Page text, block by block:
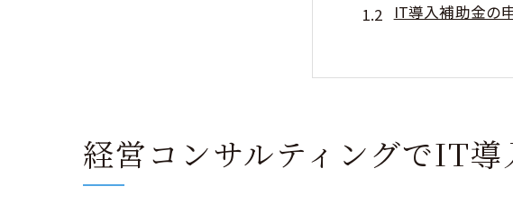
IT導入補助金の
計画立案と戦
申請プロセスの
経営コンサルタ
成功するための経
経営コンサルティングでIT